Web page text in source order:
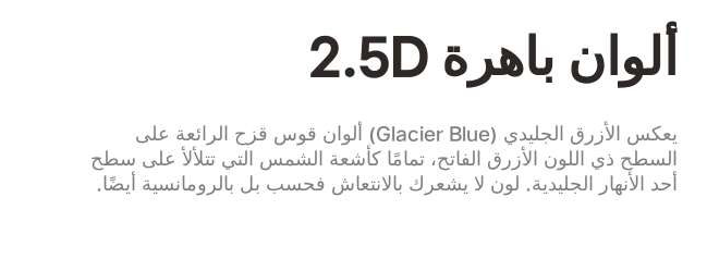
ألوان باهرة 2.5D
يعكس الأزرق الجليدي (Glacier Blue) ألوان قوس قزح الرائعة على
السطح ذي اللون الأزرق الفاتح، تمامًا كأشعة الشمس التي تتلألأ على سطح
أحد الأنهار الجليدية. لون لا يشعرك بالانتعاش فحسب بل بالرومانسية أيضًا.